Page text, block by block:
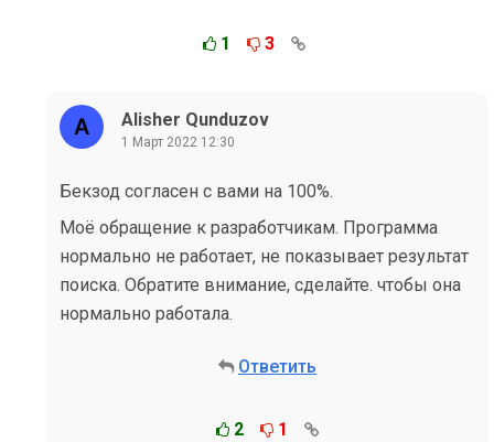
1 3
Alisher Qunduzov
1 Март 2022 12:30
Бекзод согласен с вами на 100%.
Моё обращение к разработчикам. Программа
нормально не работает, не показывает результат
поиска. Обратите внимание, сделайте. чтобы она
нормально работала.
Ответить
2 1